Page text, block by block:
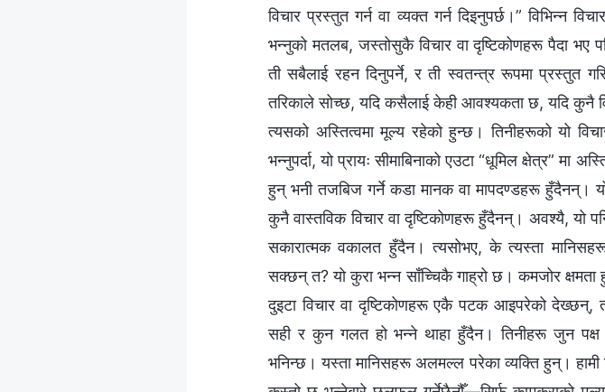
विचार प्रस्तुत गर्न वा व्यक्त गर्न दिइनुपर्छ।” विभिन्‍न
भन्‍नुको मतलब, जस्तोसुकै विचार वा दृष्टिकोणहरू पैदा
ती सबैलाई रहन दिनुपर्ने, र ती स्वतन्त्र रूपमा प्रस्तुत
तरिकाले सोच्छ, यदि कसैलाई केही आवश्यकता छ, यदि कुनै
त्यसको अस्तित्वमा मूल्य रहेको हुन्छ। तिनीहरूको यो
भन्‍नुपर्दा, यो प्रायः सीमाबिनाको एउटा “धूमिल क्षेत्र”
हुन् भनी तजबिज गर्ने कडा मानक वा मापदण्डहरू हुँदैनन्।
कुनै वास्तविक विचार वा दृष्टिकोणहरू हुँदैनन्। अवश्यै, यो
सकारात्मक वकालत हुँदैन। त्यसोभए, के त्यस्ता
सक्छन् त? यो कुरा भन्‍न साँच्चिकै गाह्रो छ। कमजोर
दुइटा विचार वा दृष्टिकोणहरू एकै पटक आइपरेको देख्छन्,
सही र कुन गलत हो भन्‍ने थाहा हुँदैन। तिनीहरू जुन
भनिन्छ। यस्ता मानिसहरू अलमल्ल परेका व्यक्ति हुन्। हामी